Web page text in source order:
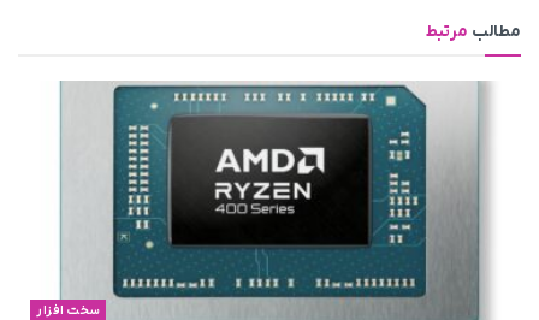
مطالب مرتبط
سخت افزار